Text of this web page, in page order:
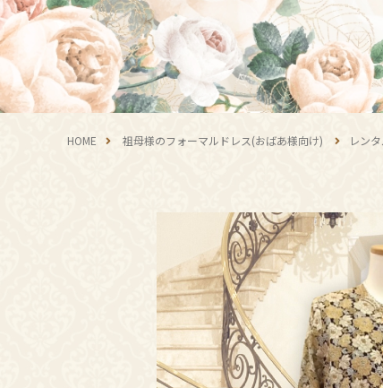
中学生・高校生向け
ドレス（140〜160サ
還暦お祝いドレス
HOME 祖母様のフォーマルドレス(おばあ様向け) レン